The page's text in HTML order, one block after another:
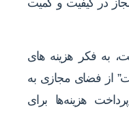
به فکر هزینه های
از فضای مجازی به
هزینه‌ها برای